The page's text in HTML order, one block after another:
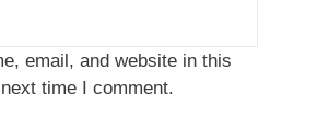
email, and website in this
time I comment.